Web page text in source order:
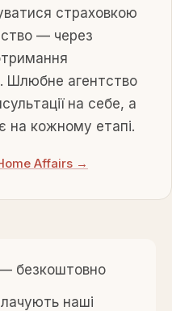
страховкою
— через
Шлюбне агентство
на себе, а
на кожному етапі.
Affairs →
— безкоштовно
наші